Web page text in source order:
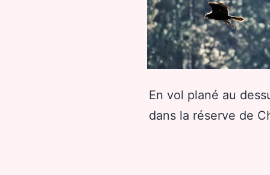
En vol plané au
dans la réserve de